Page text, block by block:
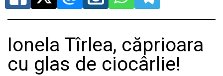
Ionela Tîrlea, căprioara
cu glas de ciocârlie!